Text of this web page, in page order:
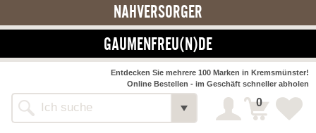
NAHVERSORGER
GAUMENFREU(N)DE
Alle Webseiten
Entdecken Sie mehrere 100 Marken in Kremsmünster!
Online Bestellen - im Geschäft schneller abholen
0
NAHVERSORGER
>> Bauernmarkt << Detail